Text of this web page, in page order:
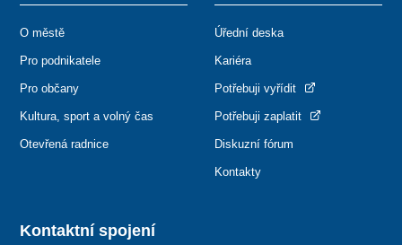
Kontaktní spojení
O městě
Pro podnikatele
Pro občany
Kultura, sport a volný čas
Otevřená radnice
Úřední deska
Kariéra
Potřebuji vyřídit
Potřebuji zaplatit
Diskuzní fórum
Kontakty